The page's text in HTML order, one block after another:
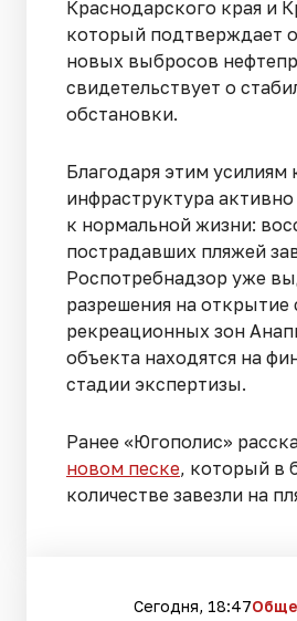
Краснодарского края и
который подтверждает
новых выбросов
свидетельствует о
обстановки.
Благодаря этим усилиям
инфраструктура
к нормальной жизни:
пострадавших пляжей
Роспотребнадзор уже
разрешения на открытие
рекреационных зон
объекта находятся на
стадии экспертизы.
Ранее «Югополис»
новом песке, который в
количестве завезли на
Сегодня, 18:47